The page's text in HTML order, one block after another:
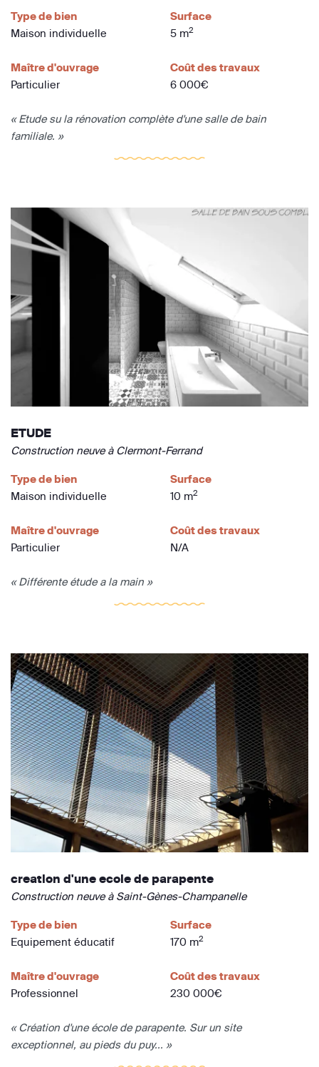
Type de bien
Maison individuelle
Surface
5 m2
Maître d'ouvrage
Particulier
Coût des travaux
6 000€
« Etude su la rénovation complète d'une salle de bain
familiale. »
ETUDE
Construction neuve à Clermont-Ferrand
Type de bien
Maison individuelle
Surface
10 m2
Maître d'ouvrage
Particulier
Coût des travaux
N/A
« Différente étude a la main »
creation d'une ecole de parapente
Construction neuve à Saint-Gènes-Champanelle
Type de bien
Equipement éducatif
Surface
170 m2
Maître d'ouvrage
Professionnel
Coût des travaux
230 000€
« Création d'une école de parapente. Sur un site
exceptionnel, au pieds du puy... »